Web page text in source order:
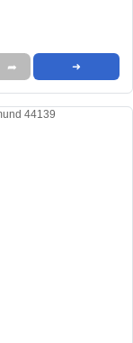
➦ ➜